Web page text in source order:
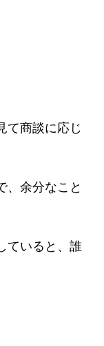
て商談に応じ
、余分なこと
ていると、誰